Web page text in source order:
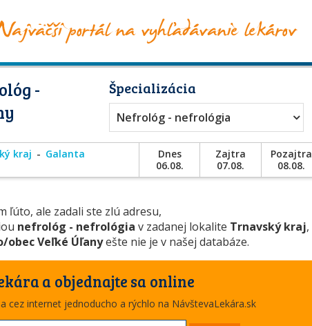
-
Špecializácia
Nefrológ - nefrológia
kraj
Galanta
Dnes
06.08.
Zajtra
07.08.
Pozajtra
08.08.
ľúto, ale zadali ste zlú adresu,
nefrológ - nefrológia v zadanej lokalite Trnavský kraj,
obec Veľké Úľanyešte nie je v našej databáze.
a objednajte sa online
cez internet jednoducho a rýchlo na NávštevaLekára.sk